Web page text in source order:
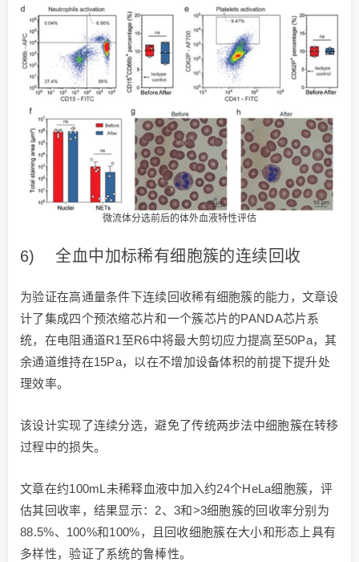
微流体分选前后的体外血液特性评估
6) 全血中加标稀有细胞簇的连续回收
为验证在高通量条件下连续回收稀有细胞簇的能力，文章设
计了集成四个预浓缩芯片和一个簇芯片的PANDA芯片系
统，在电阻通道R1至R6中将最大剪切应力提高至50Pa，其
余通道维持在15Pa，以在不增加设备体积的前提下提升处
理效率。
该设计实现了连续分选，避免了传统两步法中细胞簇在转移
过程中的损失。
文章在约100mL未稀释血液中加入约24个HeLa细胞簇，评
估其回收率，结果显示：2、3和>3细胞簇的回收率分别为
88.5%、100%和100%，且回收细胞簇在大小和形态上具有
多样性，验证了系统的鲁棒性。